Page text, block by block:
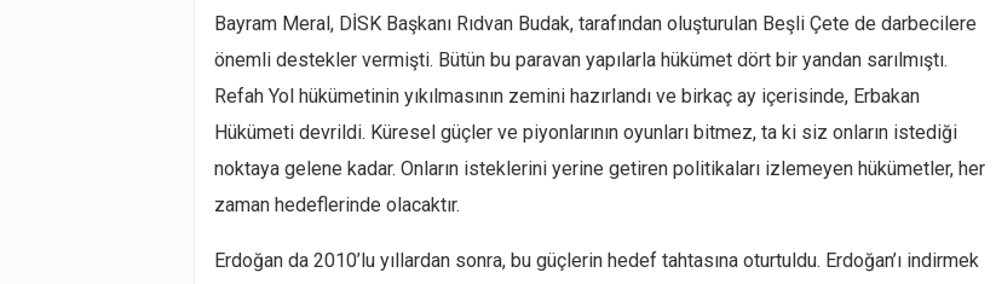
Bayram Meral, DİSK Başkanı Rıdvan Budak, tarafından oluşturulan Beşli Çete de darbecilere
önemli destekler vermişti. Bütün bu paravan yapılarla hükümet dört bir yandan sarılmıştı.
Refah Yol hükümetinin yıkılmasının zemini hazırlandı ve birkaç ay içerisinde, Erbakan
Hükümeti devrildi. Küresel güçler ve piyonlarının oyunları bitmez, ta ki siz onların istediği
noktaya gelene kadar. Onların isteklerini yerine getiren politikaları izlemeyen hükümetler, her
zaman hedeflerinde olacaktır.
Erdoğan da 2010’lu yıllardan sonra, bu güçlerin hedef tahtasına oturtuldu. Erdoğan’ı indirmek